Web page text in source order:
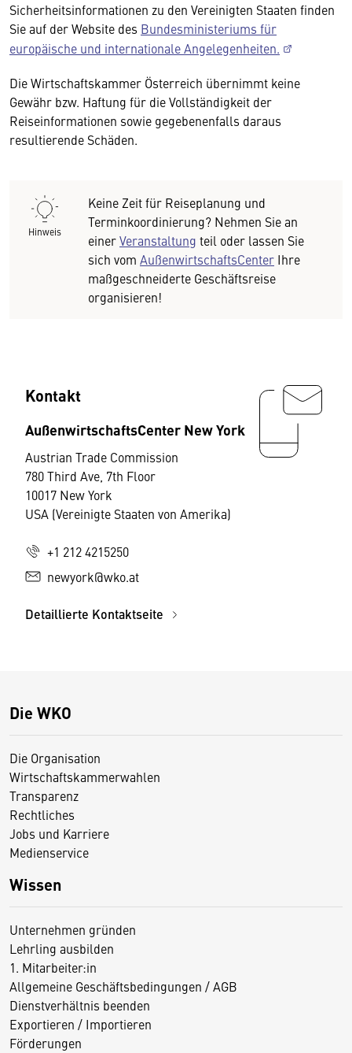
Sicherheitsinformationen zu den Vereinigten Staaten finden
Sie auf der Website des Bundesministeriums für
europäische und internationale Angelegenheiten.
Die Wirtschaftskammer Österreich übernimmt keine
Gewähr bzw. Haftung für die Vollständigkeit der
Reiseinformationen sowie gegebenenfalls daraus
resultierende Schäden.
Hinweis
Keine Zeit für Reiseplanung und
Terminkoordinierung? Nehmen Sie an
einerVeranstaltung teil oder lassen Sie
sich vom AußenwirtschaftsCenter Ihre
maßgeschneiderte Geschäftsreise
organisieren!
Kontakt
AußenwirtschaftsCenter New York
Austrian Trade Commission
780 Third Ave, 7th Floor
10017 New York
USA (Vereinigte Staaten von Amerika)
+1 212 4215250
newyork@wko.at
Detaillierte Kontaktseite
Die WKO
Die Organisation
Wirtschaftskammerwahlen
Transparenz
Rechtliches
Jobs und Karriere
Medienservice
Wissen
Unternehmen gründen
Lehrling ausbilden
1. Mitarbeiter:in
Allgemeine Geschäftsbedingungen / AGB
Dienstverhältnis beenden
Exportieren / Importieren
Förderungen